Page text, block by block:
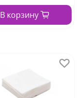
В корзину